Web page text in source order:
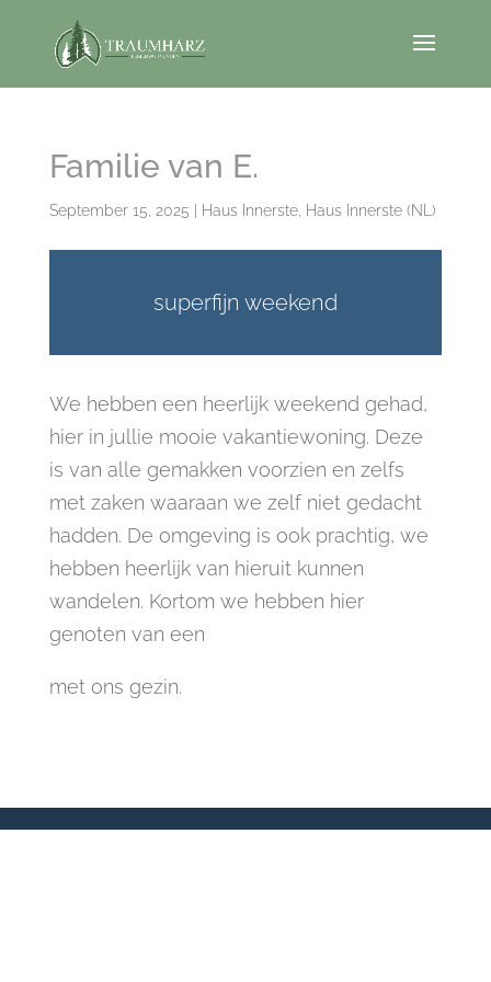
Familie van E.
September 15, 2025 Haus Innerste, Haus Innerste (NL)
superfijn weekend
We hebben een heerlijk weekend gehad,
hier in jullie mooie vakantiewoning. Deze
is van alle gemakken voorzien en zelfs
met zaken waaraan we zelf niet gedacht
hadden. De omgeving is ook prachtig, we
hebben heerlijk van hieruit kunnen
wandelen. Kortom we hebben hier
genoten van een
met ons gezin.